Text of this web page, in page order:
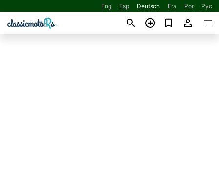
Eng Esp Deutsch Fra Por Рус